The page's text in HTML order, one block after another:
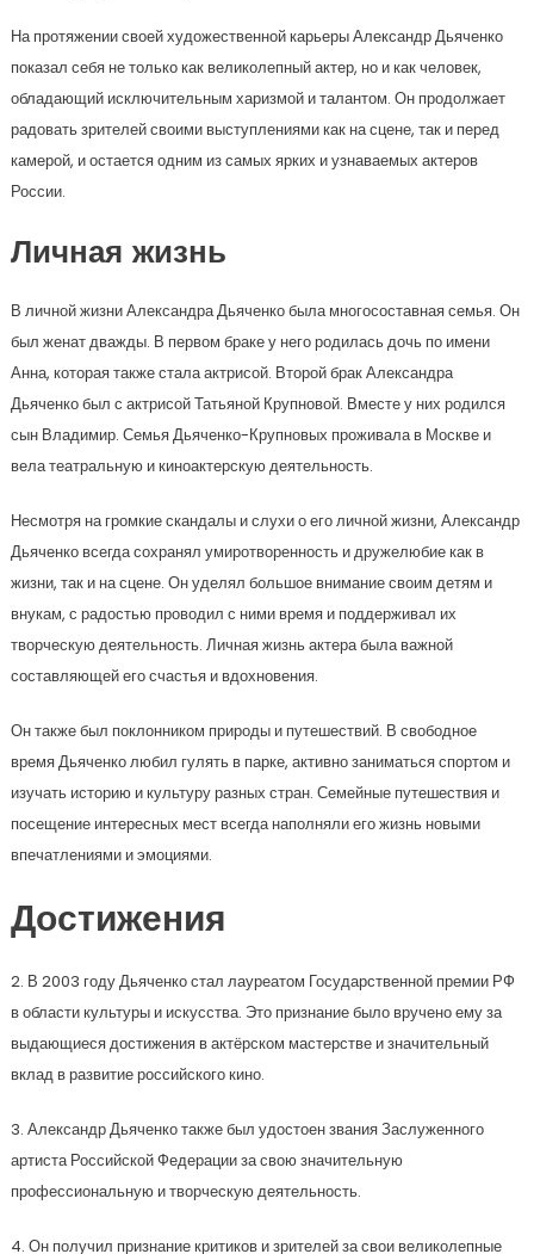
На протяжении своей художественной карьеры Александр Дьяченко
показал себя не только как великолепный актер, но и как человек,
обладающий исключительным харизмой и талантом. Он продолжает
радовать зрителей своими выступлениями как на сцене, так и перед
камерой, и остается одним из самых ярких и узнаваемых актеров
России.
Личная жизнь
В личной жизни Александра Дьяченко была многосоставная семья. Он
был женат дважды. В первом браке у него родилась дочь по имени
Анна, которая также стала актрисой. Второй брак Александра
Дьяченко был с актрисой Татьяной Крупновой. Вместе у них родился
сын Владимир. Семья Дьяченко-Крупновых проживала в Москве и
вела театральную и киноактерскую деятельность.
Несмотря на громкие скандалы и слухи о его личной жизни, Александр
Дьяченко всегда сохранял умиротворенность и дружелюбие как в
жизни, так и на сцене. Он уделял большое внимание своим детям и
внукам, с радостью проводил с ними время и поддерживал их
творческую деятельность. Личная жизнь актера была важной
составляющей его счастья и вдохновения.
Он также был поклонником природы и путешествий. В свободное
время Дьяченко любил гулять в парке, активно заниматься спортом и
изучать историю и культуру разных стран. Семейные путешествия и
посещение интересных мест всегда наполняли его жизнь новыми
впечатлениями и эмоциями.
Достижения
2. В 2003 году Дьяченко стал лауреатом Государственной премии РФ
в области культуры и искусства. Это признание было вручено ему за
выдающиеся достижения в актёрском мастерстве и значительный
вклад в развитие российского кино.
3. Александр Дьяченко также был удостоен звания Заслуженного
артиста Российской Федерации за свою значительную
профессиональную и творческую деятельность.
4. Он получил признание критиков и зрителей за свои великолепные